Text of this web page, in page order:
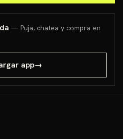
— Puja, chatea y compra en
app→